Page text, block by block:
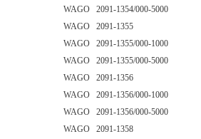
WAGO 2091-1354/000-5000
WAGO 2091-1355
WAGO 2091-1355/000-1000
WAGO 2091-1355/000-5000
WAGO 2091-1356
WAGO 2091-1356/000-1000
WAGO 2091-1356/000-5000
WAGO 2091-1358